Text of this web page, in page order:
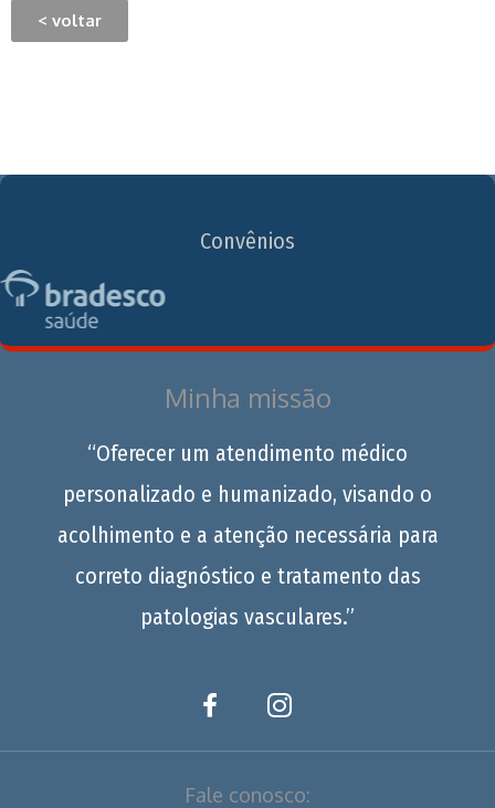
< voltar
Convênios
Minha missão
“Oferecer um atendimento médico
personalizado e humanizado, visando o
acolhimento e a atenção necessária para
correto diagnóstico e tratamento das
patologias vasculares.”
Fale conosco: